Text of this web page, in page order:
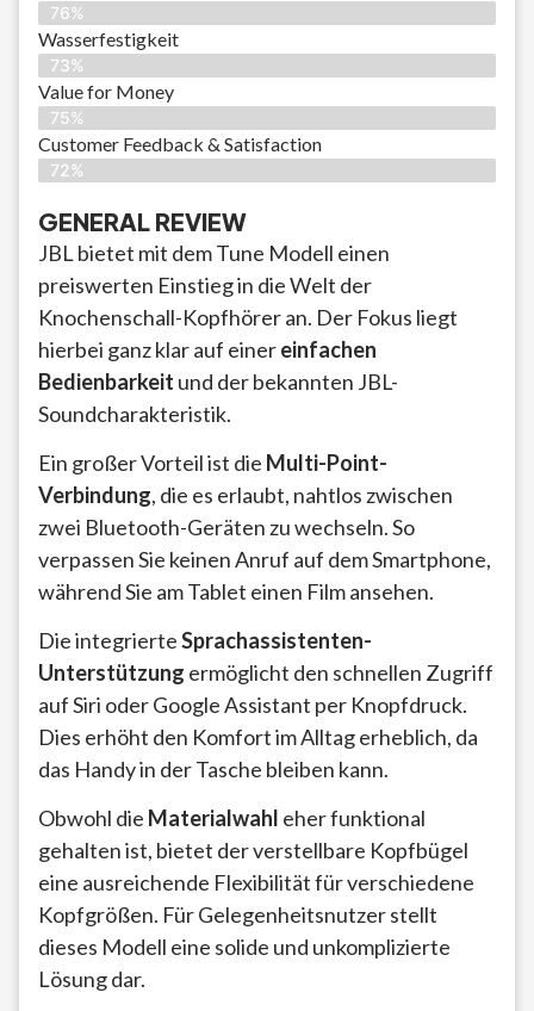
76%
Wasserfestigkeit
73%
Value for Money
75%
Customer Feedback & Satisfaction​
72%
GENERAL REVIEW
JBL bietet mit dem Tune Modell einen
preiswerten Einstieg in die Welt der
Knochenschall-Kopfhörer an. Der Fokus liegt
hierbei ganz klar auf einereinfachen
Bedienbarkeit und der bekannten JBL-
Soundcharakteristik.
Ein großer Vorteil ist die Multi-Point-
Verbindung, die es erlaubt, nahtlos zwischen
zwei Bluetooth-Geräten zu wechseln. So
verpassen Sie keinen Anruf auf dem Smartphone,
während Sie am Tablet einen Film ansehen.
Die integrierteSprachassistenten-
Unterstützung ermöglicht den schnellen Zugriff
auf Siri oder Google Assistant per Knopfdruck.
Dies erhöht den Komfort im Alltag erheblich, da
das Handy in der Tasche bleiben kann.
Obwohl die Materialwahl eher funktional
gehalten ist, bietet der verstellbare Kopfbügel
eine ausreichende Flexibilität für verschiedene
Kopfgrößen. Für Gelegenheitsnutzer stellt
dieses Modell eine solide und unkomplizierte
Lösung dar.